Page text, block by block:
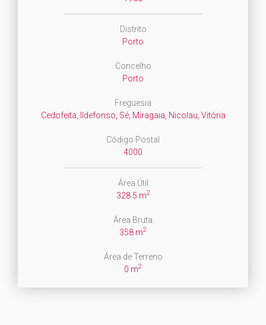
Distrito
Porto
Concelho
Porto
Freguesia
Cedofeita, Ildefonso, Sé, Miragaia, Nicolau, Vitória
Código Postal
4000
Área Útil
328.5 m2
Área Bruta
358 m2
Área de Terreno
0 m2